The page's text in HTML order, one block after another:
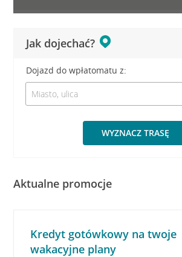
Jak dojechać?
Dojazd do wpłatomatu z:
WYZNACZ TRASĘ
Aktualne promocje
Kredyt gotówkowy na twoje
wakacyjne plany